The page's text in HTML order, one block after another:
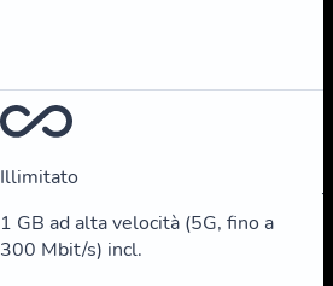
Illimitato
1 GB ad alta velocità (5G, fino a
300 Mbit/s) incl.
–